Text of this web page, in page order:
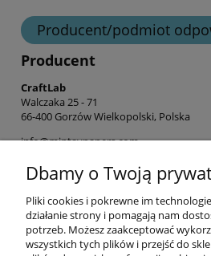
Producent/podmiot
Producent
CraftLab
Walczaka 25 - 71
66-400 Gorzów Wielkopolski, Polska
info@mintaypapers.com
Informacje
Dbamy o Twoją
Pliki cookies i pokrewne im
działanie strony i pomagają nam
potrzeb. Możesz zaakceptować
wszystkich tych plików i przejść do